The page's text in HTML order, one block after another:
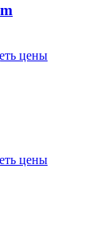
цены
цены